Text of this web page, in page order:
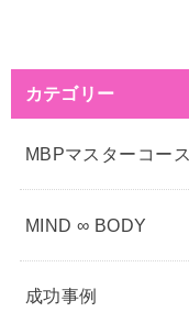
カテゴリー
MBPマスターコース
MIND ∞ BODY
成功事例